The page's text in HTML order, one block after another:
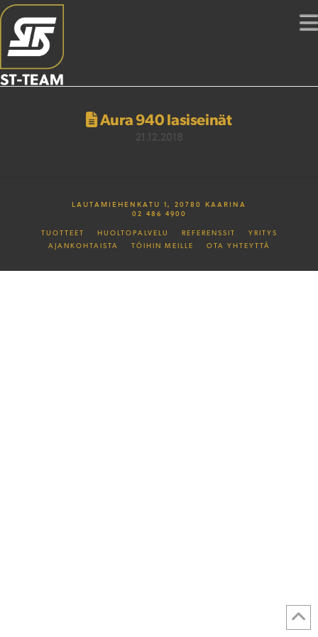
Aura 940 lasiseinät
LAUTAMIEHENKATU 1, 20780 KAARINA
02 486 4900
TUOTTEET HUOLTOPALVELU REFERENSSIT
YRITYS
AJANKOHTAISTA
TÖIHIN MEILLE OTA YHTEYTTÄ